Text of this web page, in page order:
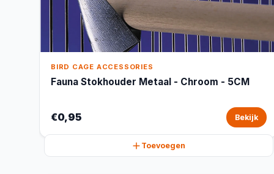
BIRD CAGE ACCESSORIES
Fauna Stokhouder Metaal - Chroom - 5CM
€0,95 Bekijk
Toevoegen